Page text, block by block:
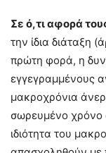
Σε ό,τι αφορά
την ίδια διάταξη
πρώτη φορά, η
εγγεγραμμένους
μακροχρόνια
σωρευμένο χρόνο
ιδιότητα του